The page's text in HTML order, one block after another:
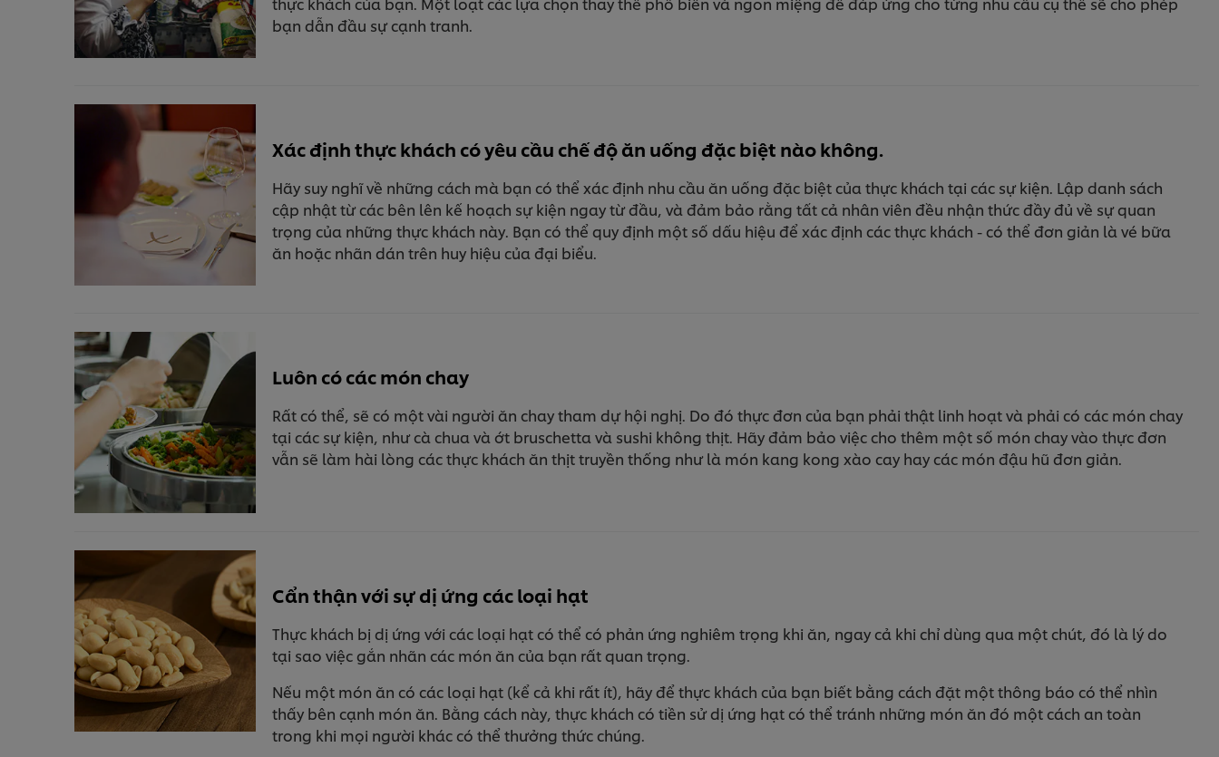
bạn dẫn đầu sự cạnh tranh.
Xác định thực khách có yêu cầu chế độ ăn uống đặc biệt nào không.
Hãy suy nghĩ về những cách mà bạn có thể xác định nhu cầu ăn uống đặc biệt của thực khách tại các sự kiện. Lập danh sách
cập nhật từ các bên lên kế hoạch sự kiện ngay từ đầu, và đảm bảo rằng tất cả nhân viên đều nhận thức đầy đủ về sự quan
trọng của những thực khách này. Bạn có thể quy định một số dấu hiệu để xác định các thực khách - có thể đơn giản là vé bữa
ăn hoặc nhãn dán trên huy hiệu của đại biểu.
Luôn có các món chay
Rất có thể, sẽ có một vài người ăn chay tham dự hội nghị. Do đó thực đơn của bạn phải thật linh hoạt và phải có các món chay
tại các sự kiện, như cà chua và ớt bruschetta và sushi không thịt. Hãy đảm bảo việc cho thêm một số món chay vào thực đơn
vẫn sẽ làm hài lòng các thực khách ăn thịt truyền thống như là món kang kong xào cay hay các món đậu hũ đơn giản.
Cẩn thận với sự dị ứng các loại hạt
Thực khách bị dị ứng với các loại hạt có thể có phản ứng nghiêm trọng khi ăn, ngay cả khi chỉ dùng qua một chút, đó là lý do
tại sao việc gắn nhãn các món ăn của bạn rất quan trọng.
Nếu một món ăn có các loại hạt (kể cả khi rất ít), hãy để thực khách của bạn biết bằng cách đặt một thông báo có thể nhìn
thấy bên cạnh món ăn. Bằng cách này, thực khách có tiền sử dị ứng hạt có thể tránh những món ăn đó một cách an toàn
trong khi mọi người khác có thể thưởng thức chúng.